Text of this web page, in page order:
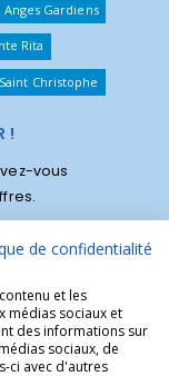
Anges Gardiens
Rita
Saint Christophe
!
vous
de confidentialité
et les
médias sociaux et
des informations sur
sociaux, de
ci avec d'autres